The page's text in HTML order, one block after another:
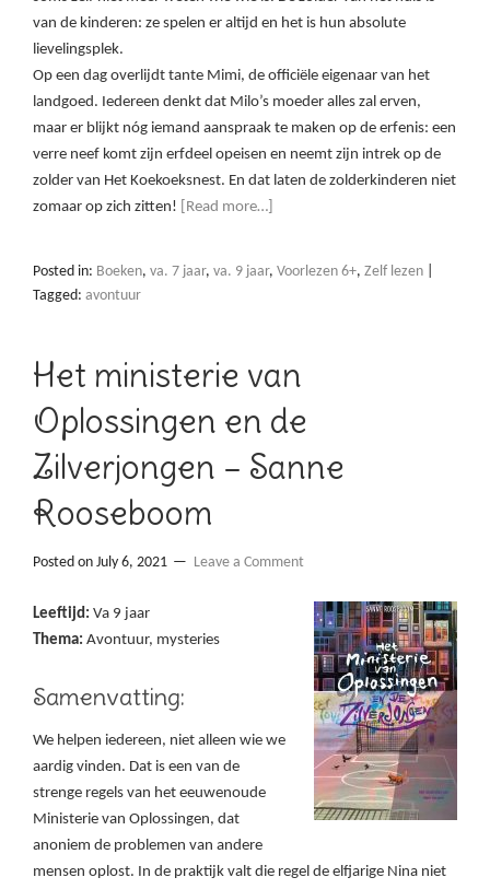
van de kinderen: ze spelen er altijd en het is hun absolute
lievelingsplek.
Op een dag overlijdt tante Mimi, de officiële eigenaar van het
landgoed. Iedereen denkt dat Milo’s moeder alles zal erven,
maar er blijkt nóg iemand aanspraak te maken op de erfenis: een
verre neef komt zijn erfdeel opeisen en neemt zijn intrek op de
zolder van Het Koekoeksnest. En dat laten de zolderkinderen niet
zomaar op zich zitten!
[Read more…]
Posted in: Boeken, va. 7 jaar, va. 9 jaar, Voorlezen 6+, Zelf lezen
Tagged: avontuur
Het ministerie van
Oplossingen en de
Zilverjongen – Sanne
Rooseboom
Posted on July 6, 2021 Leave a Comment
Leeftijd: Va 9 jaar
Thema: Avontuur, mysteries
Samenvatting:
We helpen iedereen, niet alleen wie we
aardig vinden. Dat is een van de
strenge regels van het eeuwenoude
Ministerie van Oplossingen, dat
anoniem de problemen van andere
mensen oplost. In de praktijk valt die regel de elfjarige Nina niet